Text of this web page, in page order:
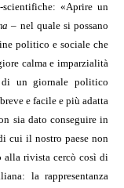
«Aprire un
– nel quale si possano
politico e sociale che
calma e imparzialità
un giornale politico
e facile e più adatta
sia dato conseguire in
cui il nostro paese non
alla rivista cercò così di
la rappresentanza